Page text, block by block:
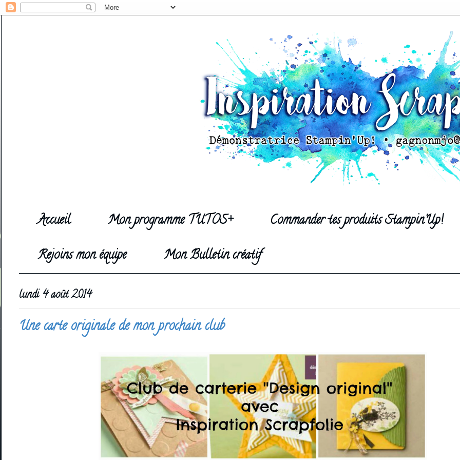
Accueil Mon programme TUTOS+
Commander tes produits Stampin'Up!
Rejoins mon équipe
Mon Bulletin créatif
lundi 4 août 2014
Une carte originale de mon prochain club